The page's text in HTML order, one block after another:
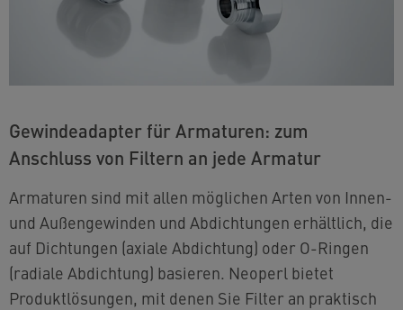
Gewindeadapter für Armaturen: zum
Anschluss von Filtern an jede Armatur
Armaturen sind mit allen möglichen Arten von Innen-
und Außengewinden und Abdichtungen erhältlich, die
auf Dichtungen (axiale Abdichtung) oder O-Ringen
(radiale Abdichtung) basieren. Neoperl bietet
Produktlösungen, mit denen Sie Filter an praktisch